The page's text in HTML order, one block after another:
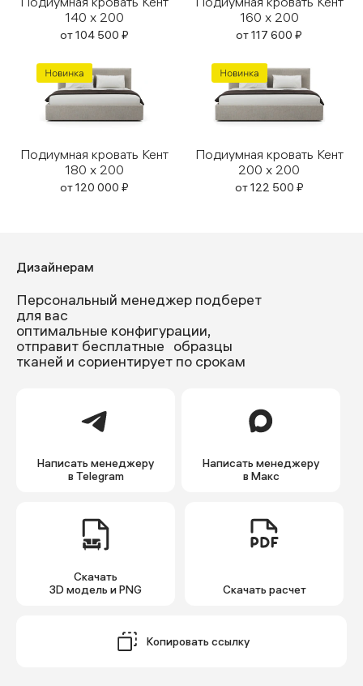
140 x 200
от104 500 ₽
160 x 200
от117 600 ₽
Подиумная кровать Кент
180 x 200
от120 000 ₽
Подиумная кровать Кент
200 x 200
от122 500 ₽
Дизайнерам
Персональный менеджер подберет
для вас
оптимальные конфигурации,
отправит бесплатные образцы
тканей и сориентирует по срокам
Написать менеджеру
в Telegram
Написать менеджеру
в Макс
Скачать
3D модель и PNG
Cкачать расчет
Копировать ссылку